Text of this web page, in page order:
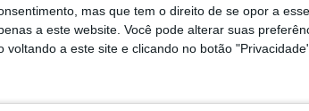
mas que tem o direito de se opor a
a este website. Você pode alterar suas
voltando a este site e clicando no botão
https://eco.sapo.pt/2018/12/11/marques-vidal-diz-que-combate-a-corrupcao-nao-e-prioridade-para-os-politicos/